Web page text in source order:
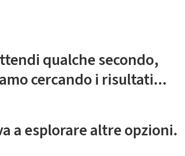
qualche secondo,
cercando i risultati...
a esplorare altre opzioni.